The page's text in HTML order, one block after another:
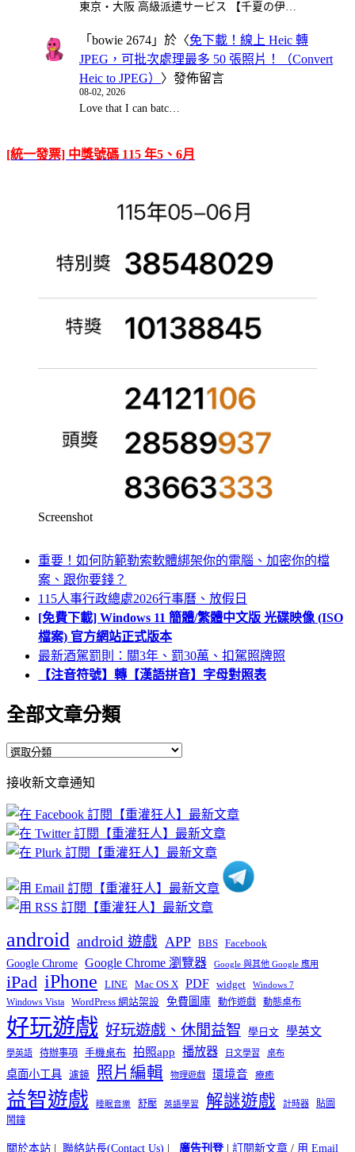
東京・大阪 高級派遣サービス 【千夏の伊…
「 bowie 2674 」於〈免下載！線上 Heic 轉
JPEG，可批次處理最多 50 張照片！（Convert
Heic to JPEG） 〉發佈留言
08-02, 2026
Love that I can batc…
[統一發票] 中獎號碼 115 年5、6月
Screenshot
重要！如何防範勒索軟體綁架你的電腦、加密你的檔
案、跟你要錢？
115人事行政總處2026行事曆、放假日
[免費下載] Windows 11 簡體/繁體中文版 光碟映像 (ISO
檔案) 官方網站正式版本
最新酒駕罰則：關3年、罰30萬、扣駕照牌照
【注音符號】轉【漢語拼音】字母對照表
全部文章分類
全
文
章
分
類
接收新文章通知
android android 遊戲 APP BBS Facebook
Google Chrome Google Chrome 瀏覽器 Google 與其他 Google 應用
iPad iPhone LINE Mac OS X PDF widget Windows 7
Windows Vista WordPress 網站架設 免費圖庫 動作遊戲 動態桌布
好玩遊戲 好玩遊戲、休閒益智 學日文 學英文
學英語 待辦事項 手機桌布 拍照app 播放器 日文學習 桌布
桌面小工具 濾鏡 照片編輯 物理遊戲 環境音 療癒
益智遊戲 睡眠音樂 舒壓 英語學習 解謎遊戲 計時器
貼圖
鬧鐘
關於本站 | 聯絡站長(Contact Us) | 廣告刊登| 訂閱新文章 / 用 Email